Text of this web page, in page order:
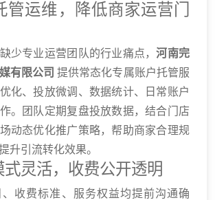
管运维，降低商家运营门
少专业运营团队的行业痛点，河南完
有限公司 提供常态化专属账户托管服
化、投放微调、数据统计、日常账户
。团队定期复盘投放数据，结合门店
动态优化推广策略，帮助商家合理规
升引流转化效果。
灵活，收费公开透明
收费标准、服务权益均提前沟通确